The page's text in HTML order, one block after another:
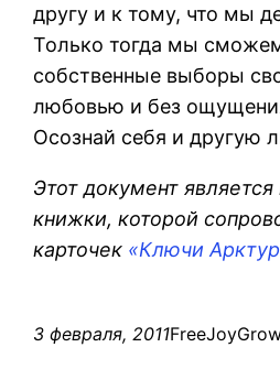
другу и к тому, что мы
Только тогда мы
собственные выборы
любовью и без
Осознай себя и другую
Этот документ
книжки, которой
карточек «Ключи
3 февраля, 2011